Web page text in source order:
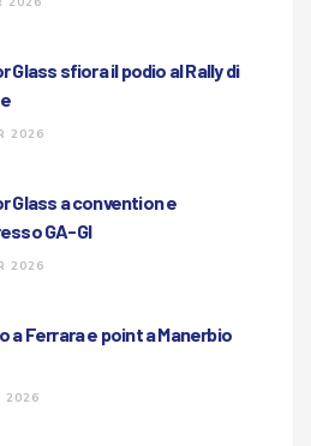
Glass sfiora il podio al Rally di
2026
Glass a convention e
GA-GI
2026
a Ferrara e point a Manerbio
2026